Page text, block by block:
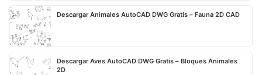
Descargar Animales AutoCAD DWG Gratis – Fauna 2D CAD
Descargar Aves AutoCAD DWG Gratis – Bloques Animales
2D